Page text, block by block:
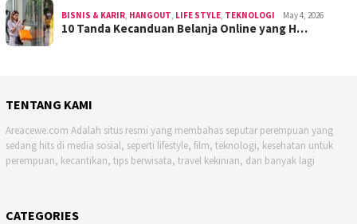
BISNIS & KARIR HANGOUT LIFE STYLE TEKNOLOGI May 4, 2026
10 Tanda Kecanduan Belanja Online yang H…
TENTANG KAMI
Areacewe.com Adalah situs resmi yang membahas seputar perempuan yang
sedang hits di media sosial, seperti lifestyle, film, teknologi, kesehatan untuk
perempuan, kecantikan, tips berwisata, travel kekinian, dan banyak lagi
CATEGORIES